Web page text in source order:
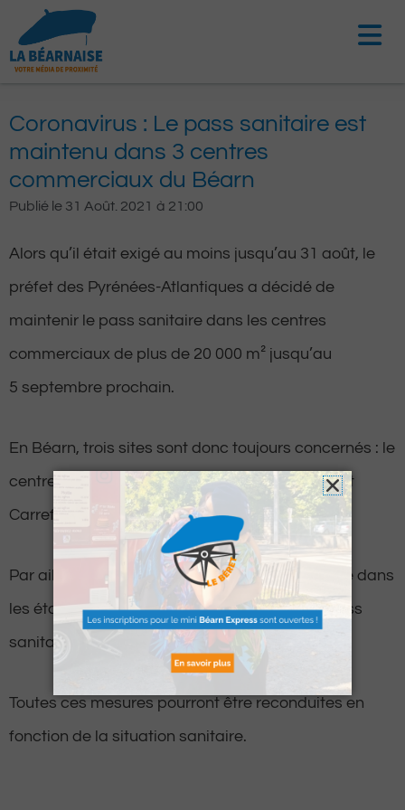
contenu
Coronavirus : Le pass sanitaire est
maintenu dans 3 centres
commerciaux du Béarn
Publié le 31 Août. 2021 à 21:00
Alors qu’il était exigé au moins jusqu’au 31 août, le
préfet des Pyrénées-Atlantiques a décidé de
maintenir le pass sanitaire dans les centres
commerciaux de plus de 20 000 m² jusqu’au
5 septembre prochain.
En Béarn, trois sites sont donc toujours concernés : le
centre E.Leclerc Tempo à Pau, Quartier Libre et
Carrefour à Lescar.
Par ailleurs, le port du masque reste obligatoire dans
les établissements soumis à l’obligation du pass
sanitaire.
Toutes ces mesures pourront être reconduites en
fonction de la situation sanitaire.